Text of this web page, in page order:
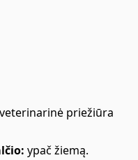
priežiūra
ypač žiemą.